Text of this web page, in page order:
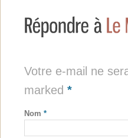
Votre e-mail ne
marked *
Nom *